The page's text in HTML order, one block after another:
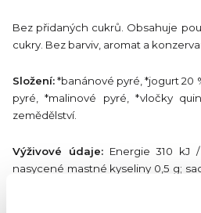
Bez přidaných cukrů. Obsahuje
cukry. Bez barviv, aromat a
Složení:*banánové pyré, *jogurt 20
pyré, *malinové pyré, *vločky
zemědělství.
Výživové údaje:Energie 310 kJ
nasycené mastné kyseliny 0,5 g;
g; vláknina 3,7 g; bílkoviny 1,4 g; sůl